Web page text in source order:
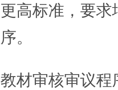
高标准，要
。
审核审议程